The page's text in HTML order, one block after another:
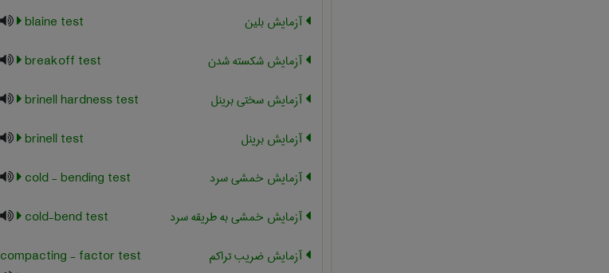
آزمایش بلین
blaine test
آزمایش شکسته شدن
breakoff test
آزمایش سختی برینل
brinell hardness test
آزمایش برینل
brinell test
آزمایش خمشی سرد
cold - bending test
آزمایش خمشی به طریقه سرد
cold-bend test
آزمایش ضریب تراکم
compacting - factor test